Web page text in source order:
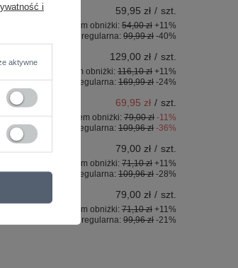
59,95 zł / szt.
wprowadzeniem obniżki: 54,00 zł +11%
Cena regularna: 99,99 zł -40%
129,00 zł / szt.
wprowadzeniem obniżki: 116,10 zł +11%
Cena regularna: 169,99 zł -24%
69,95 zł / szt.
przed wprowadzeniem obniżki: 79,00 zł -11%
Cena regularna: 109,96 zł -36%
79,00 zł / szt.
wprowadzeniem obniżki: 71,10 zł +11%
Cena regularna: 109,96 zł -28%
79,00 zł / szt.
wprowadzeniem obniżki: 71,10 zł +11%
Cena regularna: 99,96 zł -21%
i
aktywne